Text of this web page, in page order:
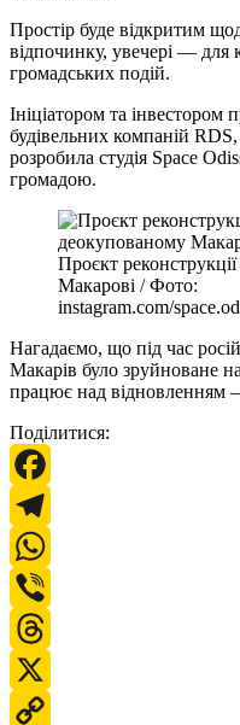
Простір буде відкритим
відпочинку, увечері — для
громадських подій.
Ініціатором та
будівельних компаній
розробила студія Space
громадою.
Проєкт
Макарові / Фото:
instagram.com/
Нагадаємо, що під час
Макарів було зруйноване
працює над відновленням
Поділитися:
Facebook
Telegram
WhatsApp
Viber
Threads
X